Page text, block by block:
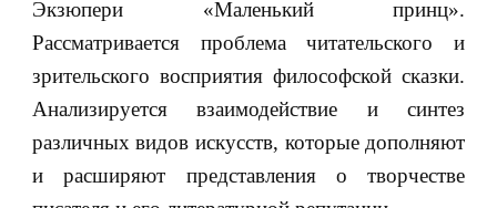
Экзюпери «Маленький принц».
Рассматривается проблема читательского и
зрительского восприятия философской сказки.
Анализируется взаимодействие и синтез
различных видов искусств, которые дополняют
и расширяют представления о творчестве